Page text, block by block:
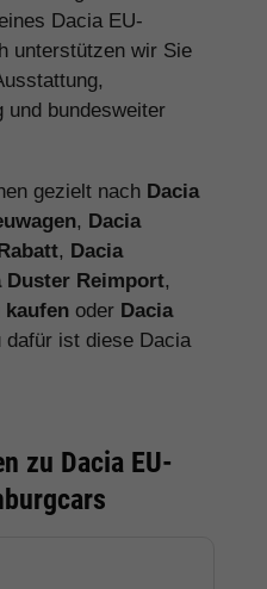
Dacia EU-
unterstützen wir Sie
und bundesweiter
gezielt nach Dacia
, Dacia
, Dacia
Duster Reimport,
kaufen oder Dacia
dafür ist diese Dacia
zu Dacia EU-